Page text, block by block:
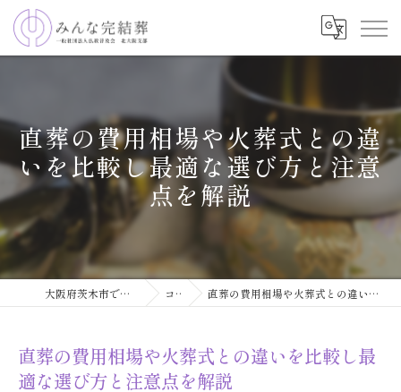
直葬の費用相場や火葬式との違
いを比較し最適な選び方と注意
点を解説
大阪府茨木市で葬儀ならみんな完結葬 コラム 直葬の費用相場や火葬式との違いを比較し最適な選び方と注意点を解説
直葬の費用相場や火葬式との違いを比較し最
適な選び方と注意点を解説